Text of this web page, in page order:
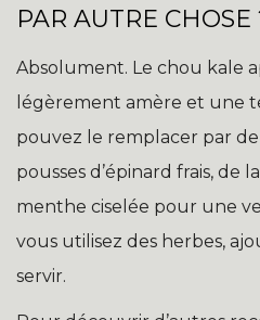
PAR AUTRE CHOSE
Absolument. Le chou kale
légèrement amère et une
pouvez le remplacer par
pousses d’épinard frais, de
menthe ciselée pour une
vous utilisez des herbes,
servir.